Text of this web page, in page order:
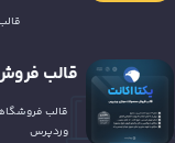
قالب
قالب
وردپرس